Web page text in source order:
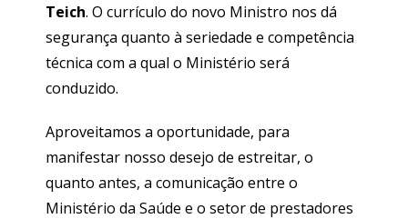
Teich. O currículo do novo Ministro nos dá
segurança quanto à seriedade e competência
técnica com a qual o Ministério será
conduzido.
Aproveitamos a oportunidade, para
manifestar nosso desejo de estreitar, o
quanto antes, a comunicação entre o
Ministério da Saúde e o setor de prestadores